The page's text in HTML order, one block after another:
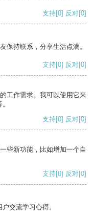
支持[0] 反对[0]
保持联系，分享生活点滴。
支持[0] 反对[0]
工作需求。我可以使用它来
支持[0] 反对[0]
些新功能，比如增加一个自
支持[0] 反对[0]
交流学习心得。